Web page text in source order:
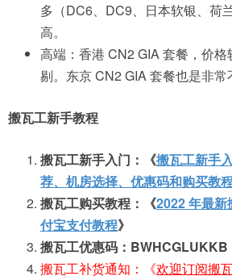
多（DC6、DC9、日本软银、荷
高。
高端：香港 CN2 GIA 套餐，价
剔。东京 CN2 GIA 套餐也是非常
搬瓦工新手教程
搬瓦工新手入门：《搬瓦工新手
荐、机房选择、优惠码和购买教
搬瓦工购买教程：《2022 年最新
付宝支付教程》
搬瓦工优惠码：BWHCGLUKKB
搬瓦工补货通知：《欢迎订阅搬